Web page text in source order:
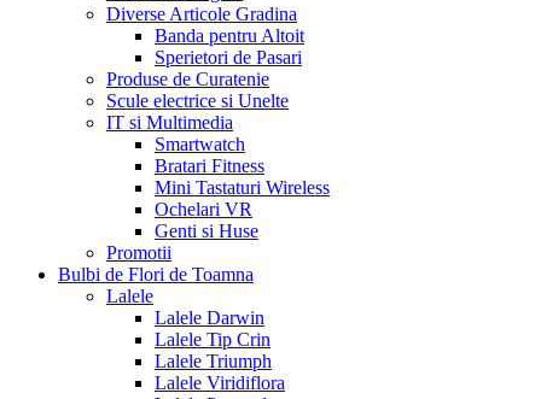
Diverse Articole Gradina
Banda pentru Altoit
Sperietori de Pasari
Produse de Curatenie
Scule electrice si Unelte
IT si Multimedia
Smartwatch
Bratari Fitness
Mini Tastaturi Wireless
Ochelari VR
Genti si Huse
Promotii
Bulbi de Flori de Toamna
Lalele
Lalele Darwin
Lalele Tip Crin
Lalele Triumph
Lalele Viridiflora